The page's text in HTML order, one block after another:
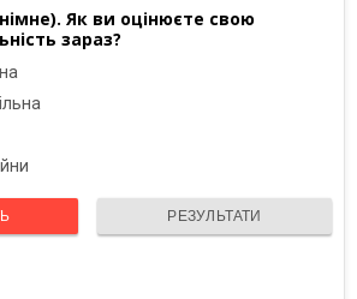
Як ви оцінюєте свою
зараз?
РЕЗУЛЬТАТИ